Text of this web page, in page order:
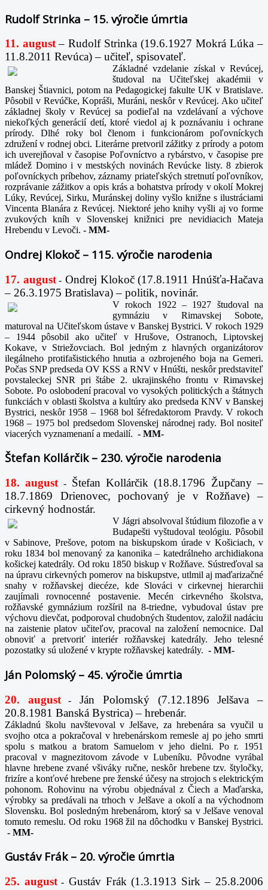
Rudolf Strinka – 15. výročie úmrtia
11. august – Rudolf Strinka (19.6.1927 Mokrá Lúka –
11.8.2011 Revúca) – učiteľ, spisovateľ.
Základné vzdelanie získal v Revúcej,
študoval na Učiteľskej akadémii v
Banskej Štiavnici, potom na Pedagogickej fakulte UK v Bratislave.
Pôsobil v Revúčke, Kopráši, Muráni, neskôr v Revúcej. Ako učiteľ
základnej školy v Revúcej sa podieľal na vzdelávaní a výchove
niekoľkých generácií detí, ktoré viedol aj k poznávaniu i ochrane
prírody. Dlhé roky bol členom i funkcionárom poľovníckych
združení v rodnej obci. Literárne pretvoril zážitky z prírody a potom
ich uverejňoval v časopise Poľovníctvo a rybárstvo, v časopise pre
mládež Domino i v mestských novinách Revúcke listy. 8 zbierok
poľovníckych príbehov, záznamy priateľských stretnutí poľovníkov,
rozprávanie zážitkov a opis krás a bohatstva prírody v okolí Mokrej
Lúky, Revúcej, Sirku, Muránskej doliny vyšlo knižne s ilustráciami
Vincenta Blanára z Revúcej. Niektoré jeho knihy vyšli aj vo forme
zvukových kníh v Slovenskej knižnici pre nevidiacich Mateja
Hrebendu v Levoči. - MM-
Ondrej Klokoč – 115. výročie narodenia
17. august- Ondrej Klokoč (17.8.1911 Hnúšťa-Hačava
– 26.3.1975 Bratislava) – politik, novinár.
V rokoch 1922 – 1927 študoval na
gymnáziu v Rimavskej Sobote,
maturoval na Učiteľskom ústave v Banskej Bystrici. V rokoch 1929
– 1944 pôsobil ako učiteľ v Hrušove, Ostranoch, Liptovskej
Kokave, v Striežovciach. Bol jedným z hlavných organizátorov
ilegálneho protifašistického hnutia a ozbrojeného boja na Gemeri.
Počas SNP predseda OV KSS a RNV v Hnúšti, neskôr predstaviteľ
povstaleckej SNR pri štábe 2. ukrajinského frontu v Rimavskej
Sobote. Po oslobodení pracoval vo vysokých politických a štátnych
funkciách v oblasti školstva a kultúry ako predseda KNV v Banskej
Bystrici, neskôr 1958 – 1968 bol šéfredaktorom Pravdy. V rokoch
1968 – 1975 bol predsedom Slovenskej národnej rady. Bol nositeľ
viacerých vyznamenaní a medailí. - MM-
Štefan Kollárčik – 230. výročie narodenia
18. august -
Štefan Kollárčik (18.8.1796 Župčany –
18.7.1869 Drienovec, pochovaný je v Rožňave) –
cirkevný hodnostár.
V Jágri absolvoval štúdium filozofie a v
Budapešti vyštudoval teológiu. Pôsobil
v Sabinove, Prešove, potom na biskupskom úrade v Košiciach, v
roku 1834 bol menovaný za kanonika – katedrálneho archidiakona
košickej katedrály. Od roku 1850 biskup v Rožňave. Sústreďoval sa
na úpravu cirkevných pomerov na biskupstve, utlmil aj maďarizačné
snahy v rožňavskej diecéze, kde Slováci v cirkevnej hierarchii
zaujímali rovnocenné postavenie. Mecén cirkevného školstva,
rožňavské gymnázium rozšíril na 8-triedne, vybudoval ústav pre
výchovu dievčat, podporoval chudobných študentov, založil nadáciu
na zaistenie platov učiteľov, pracoval na založení nemocnice. Dal
obnoviť a pretvoriť interiér rožňavskej katedrály. Jeho telesné
pozostatky sú uložené v krypte rožňavskej katedrály. - MM-
Ján Polomský – 45. výročie úmrtia
20. august-
Ján Polomský (7.12.1896 Jelšava –
20.8.1981 Banská Bystrica) – hrebenár.
Základnú školu navštevoval v Jelšave, za hrebenára sa vyučil u
svojho otca a pokračoval v hrebenárskom remesle aj po jeho smrti
spolu s matkou a bratom Samuelom v jeho dielni. Po r. 1951
pracoval v magnezitovom závode v Lubeníku. Pôvodne vyrábal
hlavne hrebene zvané všiváky ručne, neskôr hrebene tzv. štyločky,
frizíre a konťové hrebene pre ženské účesy na strojoch s elektrickým
pohonom. Rohovinu na výrobu objednával z Čiech a Maďarska,
výrobky sa predávali na trhoch v Jelšave a okolí a na východnom
Slovensku. Bol posledným hrebenárom, ktorý sa v Jelšave venoval
tomuto remeslu. Od roku 1968 žil na dôchodku v Banskej Bystrici.
- MM-
Gustáv Frák – 20. výročie úmrtia
25. august- Gustáv Frák (1.3.1913 Sirk – 25.8.2006